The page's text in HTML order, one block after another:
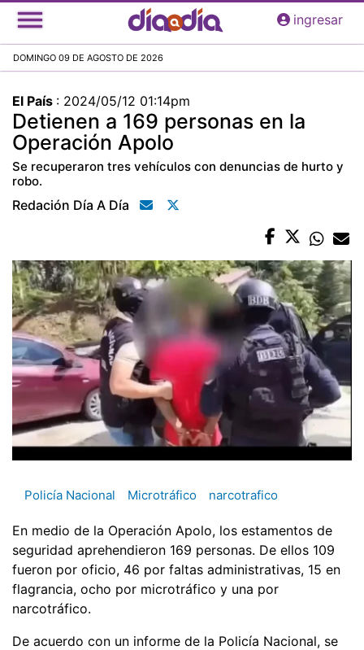
Pasar
al
principal
ingresar
DOMINGO 09 DE AGOSTO DE 2026
El País : 2024/05/12 01:14pm
Detienen a 169 personas en la
Operación Apolo
Se recuperaron tres vehículos con denuncias de hurto y
robo.
Redación Día A Día
Policía Nacional Microtráfico narcotrafico
En medio de la Operación Apolo, los estamentos de
seguridad aprehendieron 169 personas. De ellos 109
fueron por oficio, 46 por faltas administrativas, 15 en
flagrancia, ocho por microtráfico y una por
narcotráfico.
De acuerdo con un informe de la Policía Nacional, se